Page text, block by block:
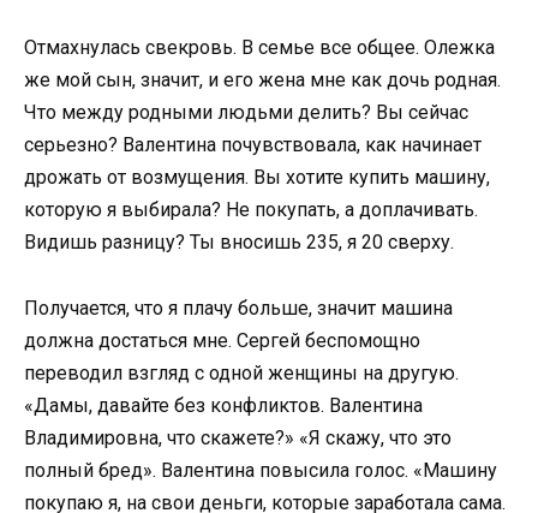
Отмахнулась свекровь. В семье все общее. Олежка
же мой сын, значит, и его жена мне как дочь родная.
Что между родными людьми делить? Вы сейчас
серьезно? Валентина почувствовала, как начинает
дрожать от возмущения. Вы хотите купить машину,
которую я выбирала? Не покупать, а доплачивать.
Видишь разницу? Ты вносишь 235, я 20 сверху.
Получается, что я плачу больше, значит машина
должна достаться мне. Сергей беспомощно
переводил взгляд с одной женщины на другую.
«Дамы, давайте без конфликтов. Валентина
Владимировна, что скажете?» «Я скажу, что это
полный бред». Валентина повысила голос. «Машину
покупаю я, на свои деньги, которые заработала сама.